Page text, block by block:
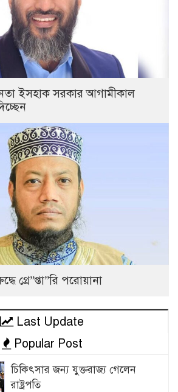
ইসহাক সরকার আগামীকাল
গ্রে”প্তা”রি পরোয়ানা
Last Update
Popular Post
চিকিৎসার জন্য যুক্তরাজ্য গেলেন
রাষ্ট্রপতি